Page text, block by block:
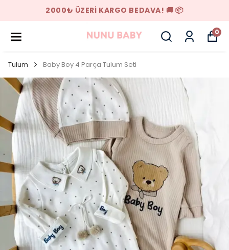
YENI SEZON ÜRÜNLER
0
Tulum Baby Boy 4 Parça Tulum Seti